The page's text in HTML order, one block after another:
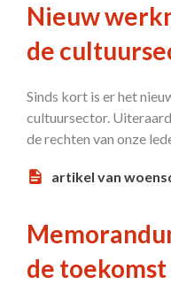
Nieuw
de
Sinds kort is er het
cultuursector.
de rechten van onze
artikel van
de toekomst